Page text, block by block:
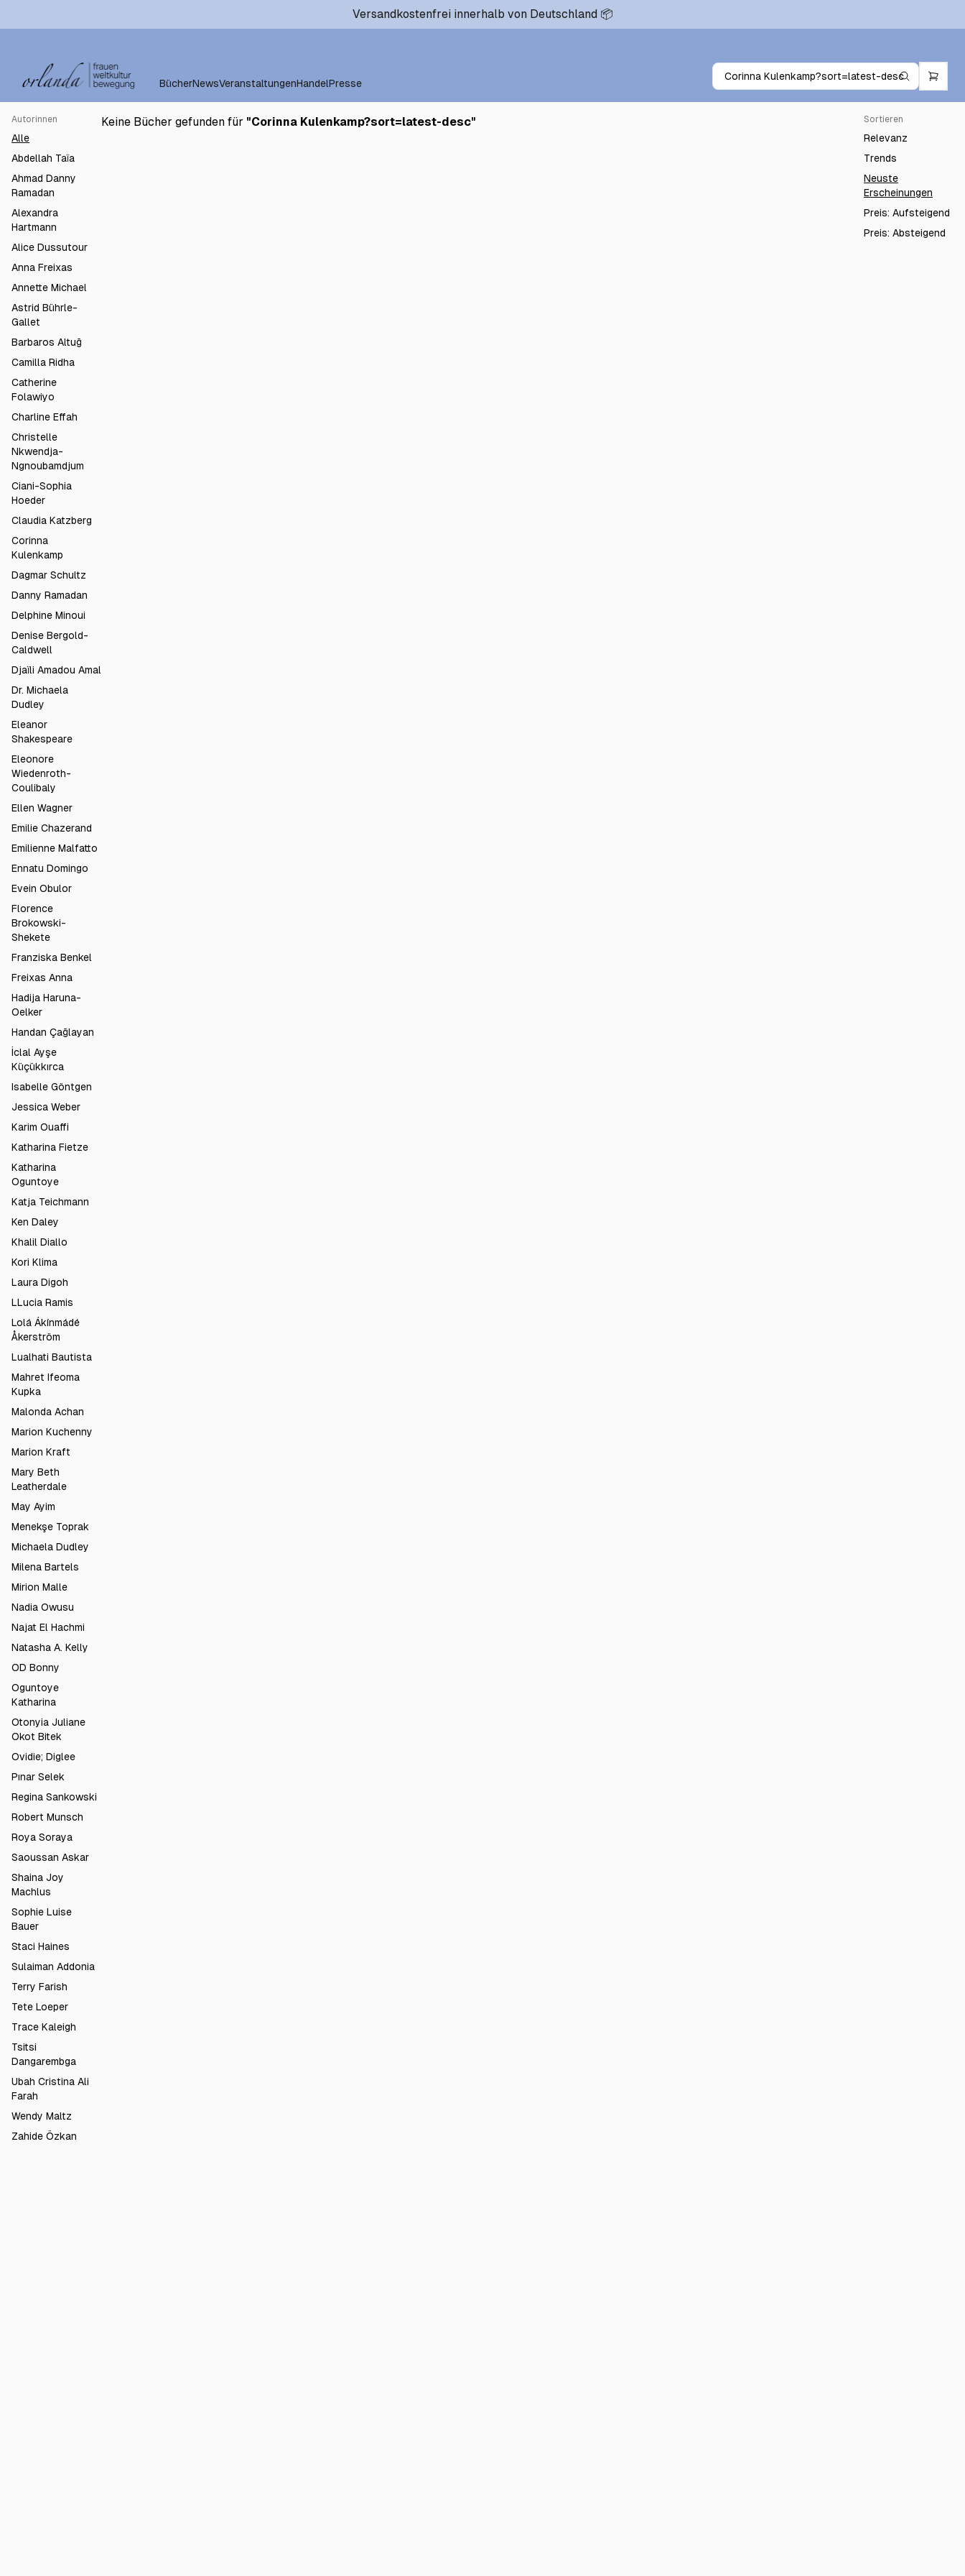
Versandkostenfrei innerhalb von Deutschland 📦
BücherNewsVeranstaltungenHandelPresse
Autorinnen
Alle
Abdellah Taïa
Ahmad Danny
Ramadan
Alexandra
Hartmann
Alice Dussutour
Anna Freixas
Annette Michael
Astrid Bührle-
Gallet
Barbaros Altuğ
Camilla Ridha
Catherine
Folawiyo
Charline Effah
Christelle
Nkwendja-
Ngnoubamdjum
Ciani-Sophia
Hoeder
Claudia Katzberg
Corinna
Kulenkamp
Dagmar Schultz
Danny Ramadan
Delphine Minoui
Denise Bergold-
Caldwell
Djaïli Amadou Amal
Dr. Michaela
Dudley
Eleanor
Shakespeare
Eleonore
Wiedenroth-
Coulibaly
Ellen Wagner
Emilie Chazerand
Emilienne Malfatto
Ennatu Domingo
Evein Obulor
Florence
Brokowski-
Shekete
Franziska Benkel
Freixas Anna
Hadija Haruna-
Oelker
Handan Çağlayan
İclal Ayşe
Küçükkırca
Isabelle Göntgen
Jessica Weber
Karim Ouaffi
Katharina Fietze
Katharina
Oguntoye
Katja Teichmann
Ken Daley
Khalil Diallo
Kori Klima
Laura Digoh
LLucia Ramis
Lolá Ákínmádé
Åkerström
Lualhati Bautista
Mahret Ifeoma
Kupka
Malonda Achan
Marion Kuchenny
Marion Kraft
Mary Beth
Leatherdale
May Ayim
Menekşe Toprak
Michaela Dudley
Milena Bartels
Mirion Malle
Nadia Owusu
Najat El Hachmi
Natasha A. Kelly
OD Bonny
Oguntoye
Katharina
Otonyia Juliane
Okot Bitek
Ovidie; Diglee
Pınar Selek
Regina Sankowski
Robert Munsch
Roya Soraya
Saoussan Askar
Shaina Joy
Machlus
Sophie Luise
Bauer
Staci Haines
Sulaiman Addonia
Terry Farish
Tete Loeper
Trace Kaleigh
Tsitsi
Dangarembga
Ubah Cristina Ali
Farah
Wendy Maltz
Zahide Özkan
Keine Bücher gefunden für "Corinna Kulenkamp?sort=latest-desc" Sortieren
Relevanz
Trends
Neuste
Erscheinungen
Preis: Aufsteigend
Preis: Absteigend